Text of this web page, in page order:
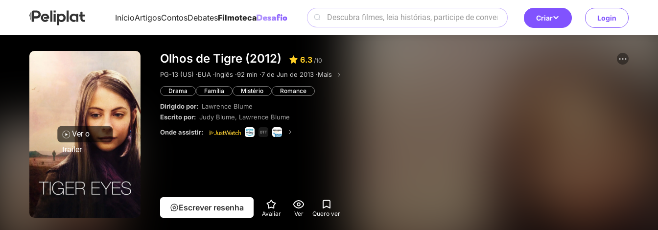
InícioArtigosContosDebatesFilmoteca Criar Login
Ver o
trailer
Olhos de Tigre (2012) 6.3 /10
PG-13 (US) ·EUA ·Inglês ·92 min ·7 de Jun de 2013 ·Mais
Drama Família Mistério Romance
Dirigido por: Lawrence Blume
Escrito por: Judy Blume, Lawrence Blume
Onde assistir:
Escrever resenha
Avaliar Ver Quero ver